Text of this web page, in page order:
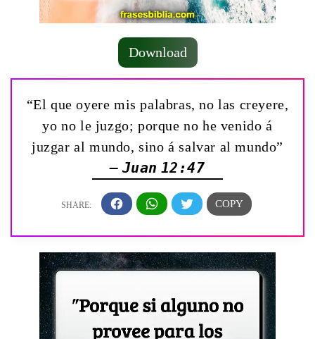
Download
“El que oyere mis palabras, no las creyere,
yo no le juzgo; porque no he venido á
juzgar al mundo, sino á salvar al mundo”
— Juan 12:47